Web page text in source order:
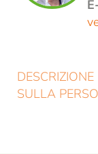
SULLA
Titolo